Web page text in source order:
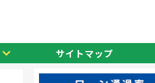
サイトマップ